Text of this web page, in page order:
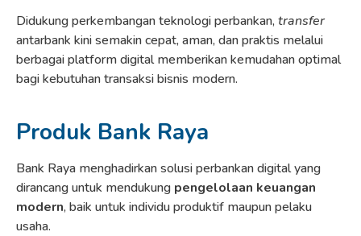
Didukung perkembangan teknologi perbankan, transfer
antarbank kini semakin cepat, aman, dan praktis melalui
berbagai platform digital memberikan kemudahan optimal
bagi kebutuhan transaksi bisnis modern.
Produk Bank Raya
Bank Raya menghadirkan solusi perbankan digital yang
dirancang untuk mendukung pengelolaan keuangan
modern, baik untuk individu produktif maupun pelaku
usaha.